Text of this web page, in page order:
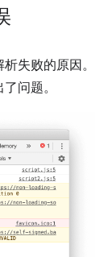
失败的原因。
问题。